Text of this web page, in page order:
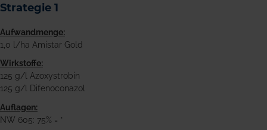
Strategie 1
Aufwandmenge:
1,0 l/ha Amistar Gold
Wirkstoffe:
125 g/l Azoxystrobin
125 g/l Difenoconazol
Auflagen:
NW 605: 75% = *